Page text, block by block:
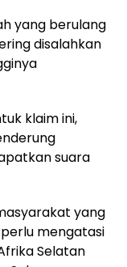
yang berulang
disalahkan
klaim ini,
suara
yang
mengatasi
Selatan